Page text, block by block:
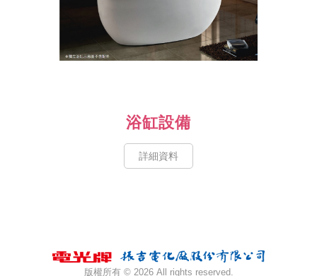
浴缸設備
詳細資料
版權所有 © 2026 All rights reserved.